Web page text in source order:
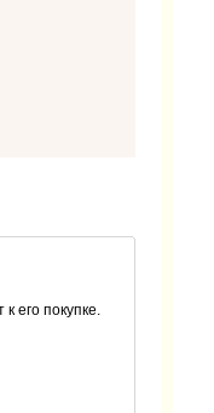
его покупке.